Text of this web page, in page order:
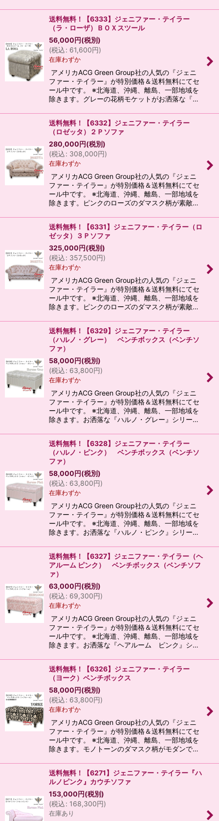
送料無料！【6333】ジェニファー・テイラー
（ラ・ローザ）ＢＯＸスツール
56,000円(税別)
(税込: 61,600円)
在庫わずか
アメリカACG Green Group社の人気の『ジェニ
ファー・テイラー』が特別価格＆送料無料にてセ
ール中です。 ※北海道、沖縄、離島、一部地域を
除きます。グレーの花柄モケットがお洒落な『…
送料無料！【6332】ジェニファー・テイラー
（ロゼッタ）２Ｐソファ
280,000円(税別)
(税込: 308,000円)
在庫わずか
アメリカACG Green Group社の人気の『ジェニ
ファー・テイラー』が特別価格＆送料無料にてセ
ール中です。 ※北海道、沖縄、離島、一部地域を
除きます。ピンクのローズのダマスク柄が素敵…
送料無料！【6331】ジェニファー・テイラー（ロ
ゼッタ）３Ｐソファ
325,000円(税別)
(税込: 357,500円)
在庫わずか
アメリカACG Green Group社の人気の『ジェニ
ファー・テイラー』が特別価格＆送料無料にてセ
ール中です。 ※北海道、沖縄、離島、一部地域を
除きます。ピンクのローズのダマスク柄が素敵…
送料無料！【6329】ジェニファー・テイラー
（ハルノ・グレー） ベンチボックス（ベンチソ
ファ）
58,000円(税別)
(税込: 63,800円)
在庫わずか
アメリカACG Green Group社の人気の『ジェニ
ファー・テイラー』が特別価格＆送料無料にてセ
ール中です。 ※北海道、沖縄、離島、一部地域を
除きます。お洒落な『ハルノ・グレー』シリー…
送料無料！【6328】ジェニファー・テイラー
（ハルノ・ピンク） ベンチボックス（ベンチソ
ファ）
58,000円(税別)
(税込: 63,800円)
在庫わずか
アメリカACG Green Group社の人気の『ジェニ
ファー・テイラー』が特別価格＆送料無料にてセ
ール中です。 ※北海道、沖縄、離島、一部地域を
除きます。お洒落な『ハルノ・ピンク』シリー…
送料無料！【6327】ジェニファー・テイラー（ヘ
アルーム ピンク） ベンチボックス（ベンチソフ
ァ）
63,000円(税別)
(税込: 69,300円)
在庫わずか
アメリカACG Green Group社の人気の『ジェニ
ファー・テイラー』が特別価格＆送料無料にてセ
ール中です。 ※北海道、沖縄、離島、一部地域を
除きます。お洒落な『ヘアルーム ピンク』シ…
送料無料！【6326】ジェニファー・テイラー
（ヨーク）ベンチボックス
58,000円(税別)
(税込: 63,800円)
在庫わずか
アメリカACG Green Group社の人気の『ジェニ
ファー・テイラー』が特別価格＆送料無料にてセ
ール中です。 ※北海道、沖縄、離島、一部地域を
除きます。モノトーンのダマスク柄がモダンで…
送料無料！【6271】ジェニファー・テイラー『ハ
ルノピンク』カウチソファ
153,000円(税別)
(税込: 168,300円)
在庫あり